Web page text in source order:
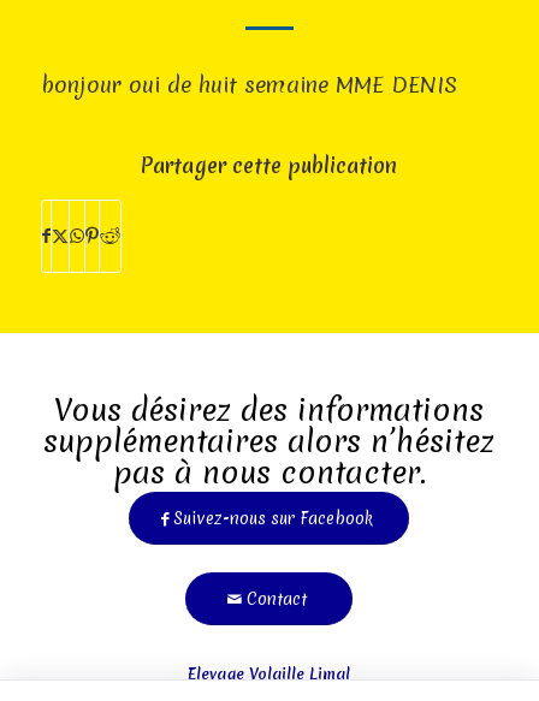
bonjour oui de huit semaine MME DENIS
Partager cette publication
Vous désirez des informations
supplémentaires alors n’hésitez
pas à nous contacter.
Suivez-nous sur Facebook
Contact
Elevage Volaille Limal